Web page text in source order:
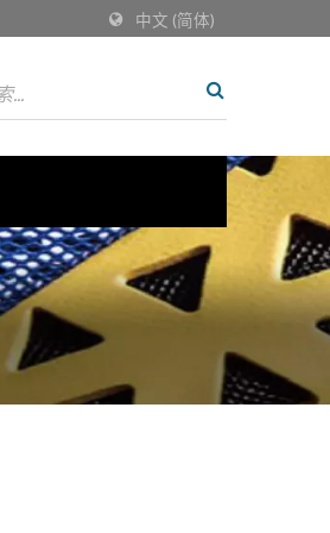
中文 (简体)